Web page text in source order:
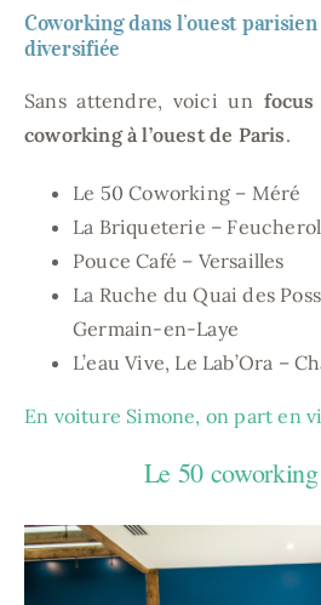
Coworking dans l’ouest
diversifiée
Sans attendre, voici un
coworking à l’ouest de Paris.
Le 50 Coworking – Méré
La Briqueterie –
Pouce Café – Versailles
La Ruche du Quai des
Germain-en-Laye
L’eau Vive, Le Lab’Ora –
En voiture Simone, on part en
Le 50